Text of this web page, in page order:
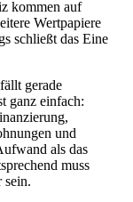
kommen auf
Wertpapiere
schließt das Eine
gerade
ganz einfach:
und
als das
muss
sein.